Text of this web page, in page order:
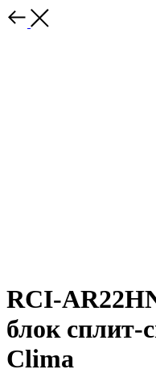
RCI-
блок
Clima